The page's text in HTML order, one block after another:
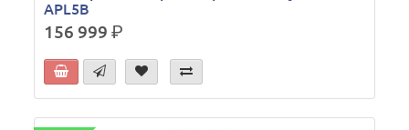
APL5B
156 999р.